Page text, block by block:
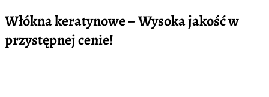
Włókna keratynowe – Wysoka jakość w
przystępnej cenie!